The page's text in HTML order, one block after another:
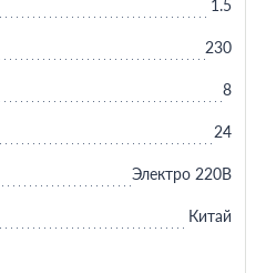
1.5
230
8
24
Электро 220В
Китай